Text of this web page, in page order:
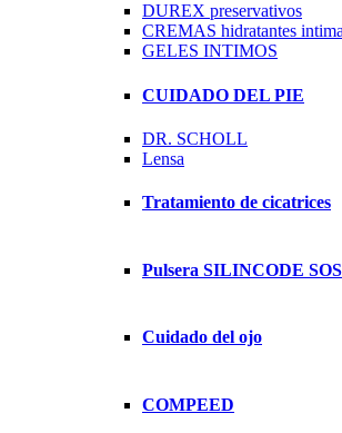
DUREX preservativos
CREMAS hidratantes
GELES INTIMOS
CUIDADO DEL PIE
DR. SCHOLL
Lensa
Tratamiento de cicatrices
Pulsera SILINCODE SOS
Cuidado del ojo
COMPEED